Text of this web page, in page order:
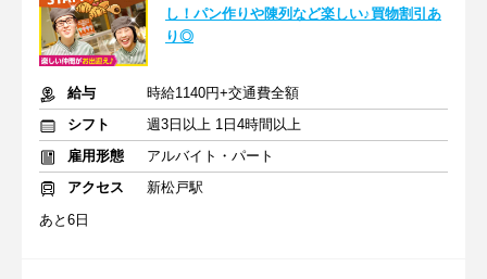
し！パン作りや陳列など楽しい♪買物割引あ
り◎
給与
時給1140円+交通費全額
シフト
週3日以上 1日4時間以上
雇用形態
アルバイト・パート
アクセス
新松戸駅
あと6日